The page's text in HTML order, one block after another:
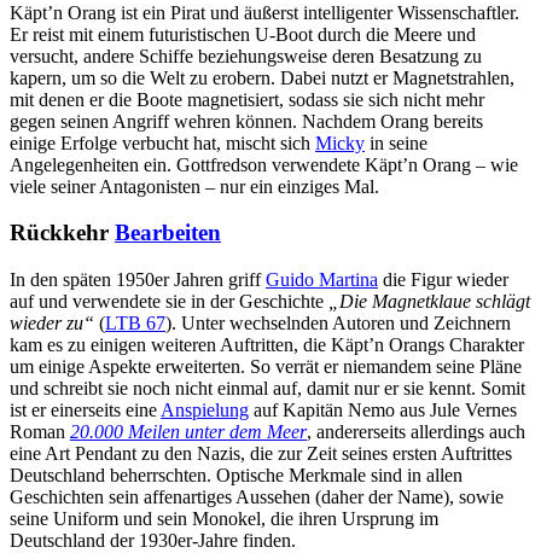
Käpt’n Orang ist ein Pirat und äußerst intelligenter Wissenschaftler.
Er reist mit einem futuristischen U-Boot durch die Meere und
versucht, andere Schiffe beziehungsweise deren Besatzung zu
kapern, um so die Welt zu erobern. Dabei nutzt er Magnetstrahlen,
mit denen er die Boote magnetisiert, sodass sie sich nicht mehr
gegen seinen Angriff wehren können. Nachdem Orang bereits
einige Erfolge verbucht hat, mischt sich Micky in seine
Angelegenheiten ein. Gottfredson verwendete Käpt’n Orang – wie
viele seiner Antagonisten – nur ein einziges Mal.
Rückkehr Bearbeiten
In den späten 1950er Jahren griffGuido Martina die Figur wieder
auf und verwendete sie in der Geschichte
„Die Magnetklaue schlägt
wieder zu“ (LTB 67). Unter wechselnden Autoren und Zeichnern
kam es zu einigen weiteren Auftritten, die Käpt’n Orangs Charakter
um einige Aspekte erweiterten. So verrät er niemandem seine Pläne
und schreibt sie noch nicht einmal auf, damit nur er sie kennt. Somit
ist er einerseits eine Anspielung auf Kapitän Nemo aus Jule Vernes
Roman 20.000 Meilen unter dem Meer, andererseits allerdings auch
eine Art Pendant zu den Nazis, die zur Zeit seines ersten Auftrittes
Deutschland beherrschten. Optische Merkmale sind in allen
Geschichten sein affenartiges Aussehen (daher der Name), sowie
seine Uniform und sein Monokel, die ihren Ursprung im
Deutschland der 1930er-Jahre finden.